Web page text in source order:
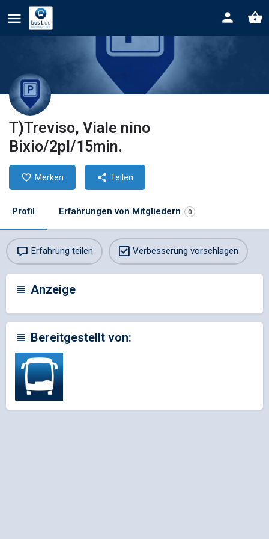
T)Treviso, Viale nino
Bixio/2pl/15min.
Merken Teilen
Profil Erfahrungen von Mitgliedern 0
Erfahrung teilen Verbesserung vorschlagen
Anzeige
Bereitgestellt von: